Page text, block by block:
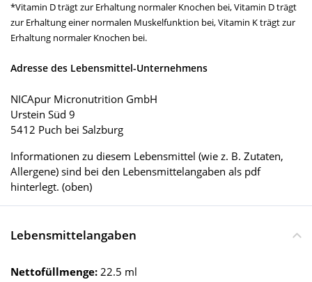
*Vitamin D trägt zur Erhaltung normaler Knochen bei, Vitamin D trägt
zur Erhaltung einer normalen Muskelfunktion bei, Vitamin K trägt zur
Erhaltung normaler Knochen bei.
Adresse des Lebensmittel-Unternehmens
NICApur Micronutrition GmbH
Urstein Süd 9
5412 Puch bei Salzburg
Informationen zu diesem Lebensmittel (wie z. B. Zutaten,
Allergene) sind bei den Lebensmittelangaben als pdf
hinterlegt. (oben)
Lebensmittelangaben
Nettofüllmenge: 22.5 ml